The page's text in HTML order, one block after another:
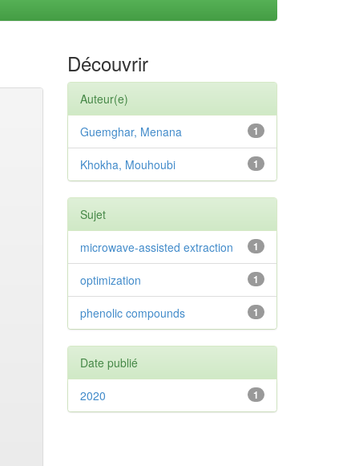
Découvrir
Auteur(e)
1
Guemghar, Menana
1
Khokha, Mouhoubi
Sujet
1
microwave-assisted extraction
1
optimization
1
phenolic compounds
Date publié
1
2020